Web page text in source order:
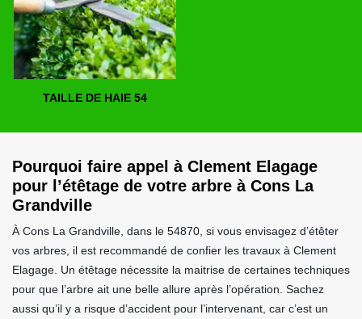
TAILLE DE HAIE 54
Pourquoi faire appel à Clement Elagage
pour l’étêtage de votre arbre à Cons La
Grandville
À Cons La Grandville, dans le 54870, si vous envisagez d’étêter
vos arbres, il est recommandé de confier les travaux à Clement
Elagage. Un étêtage nécessite la maitrise de certaines techniques
pour que l’arbre ait une belle allure après l’opération. Sachez
aussi qu’il y a risque d’accident pour l’intervenant, car c’est un